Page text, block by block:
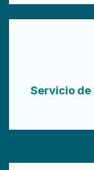
Servicio de